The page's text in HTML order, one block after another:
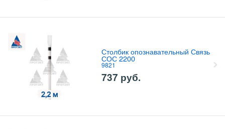
Столбик опознавательный Связь
СОС 2200
9821
737 руб.